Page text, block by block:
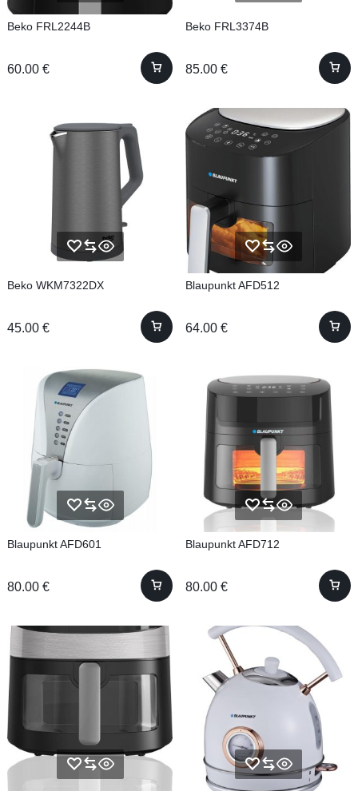
Beko FRL2244B
60.00 €
Beko FRL3374B
85.00 €
Beko WKM7322DX
45.00 €
Blaupunkt AFD512
64.00 €
Blaupunkt AFD601
80.00 €
Blaupunkt AFD712
80.00 €